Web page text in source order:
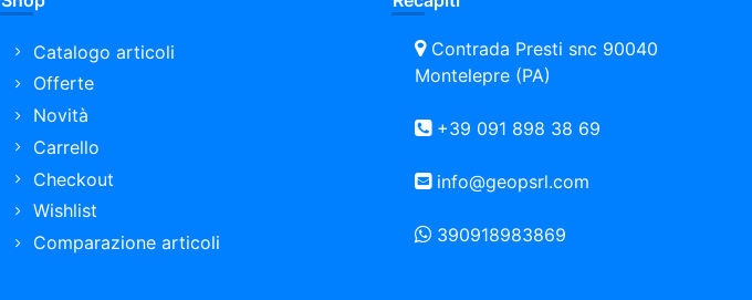
Catalogo articoli
Offerte
Novità
Carrello
Checkout
Wishlist
Comparazione articoli
Contrada Presti snc 90040
Montelepre (PA)
+39 091 898 38 69
info@geopsrl.com
390918983869